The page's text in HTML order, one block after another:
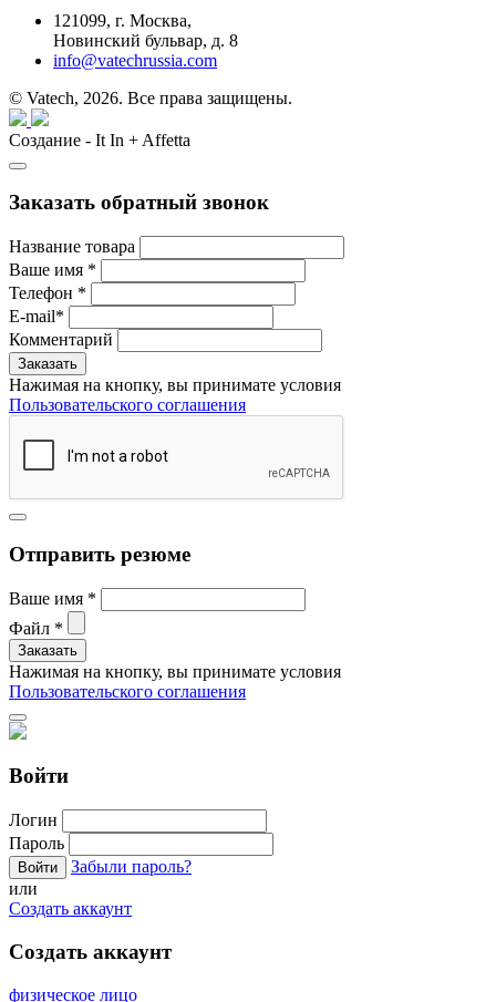
121099, г. Москва,
Новинский бульвар, д. 8
info@vatechrussia.com
© Vatech, 2026. Все права защищены.
Создание - It In + Affetta
Заказать обратный звонок
Название товара
Ваше имя *
Телефон *
E-mail*
Комментарий
Нажимая на кнопку, вы принимате условия
Пользовательского соглашения
Отправить резюме
Ваше имя *
Файл *
Нажимая на кнопку, вы принимате условия
Пользовательского соглашения
Войти
Логин
Пароль
Забыли пароль?
или
Создать аккаунт
Создать аккаунт
физическое лицо